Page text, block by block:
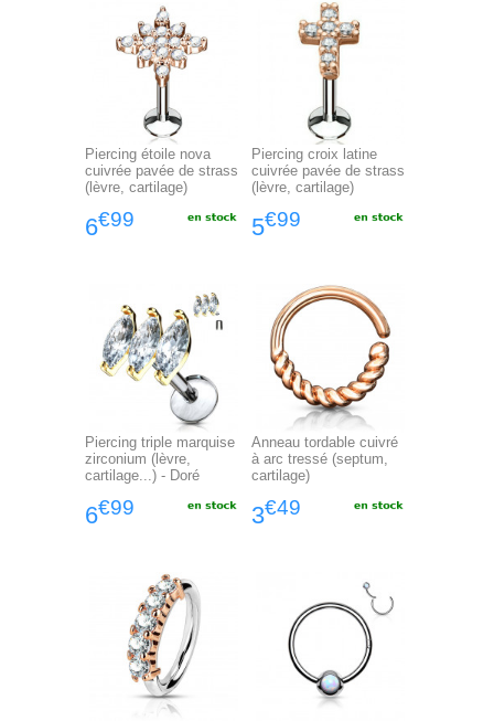
Piercing étoile nova
cuivrée pavée de strass
(lèvre, cartilage)
6€99
Piercing croix latine
cuivrée pavée de strass
(lèvre, cartilage)
5€99
Piercing triple marquise
zirconium (lèvre,
cartilage...) - Doré
6€99
Anneau tordable cuivré
à arc tressé (septum,
cartilage)
3€49